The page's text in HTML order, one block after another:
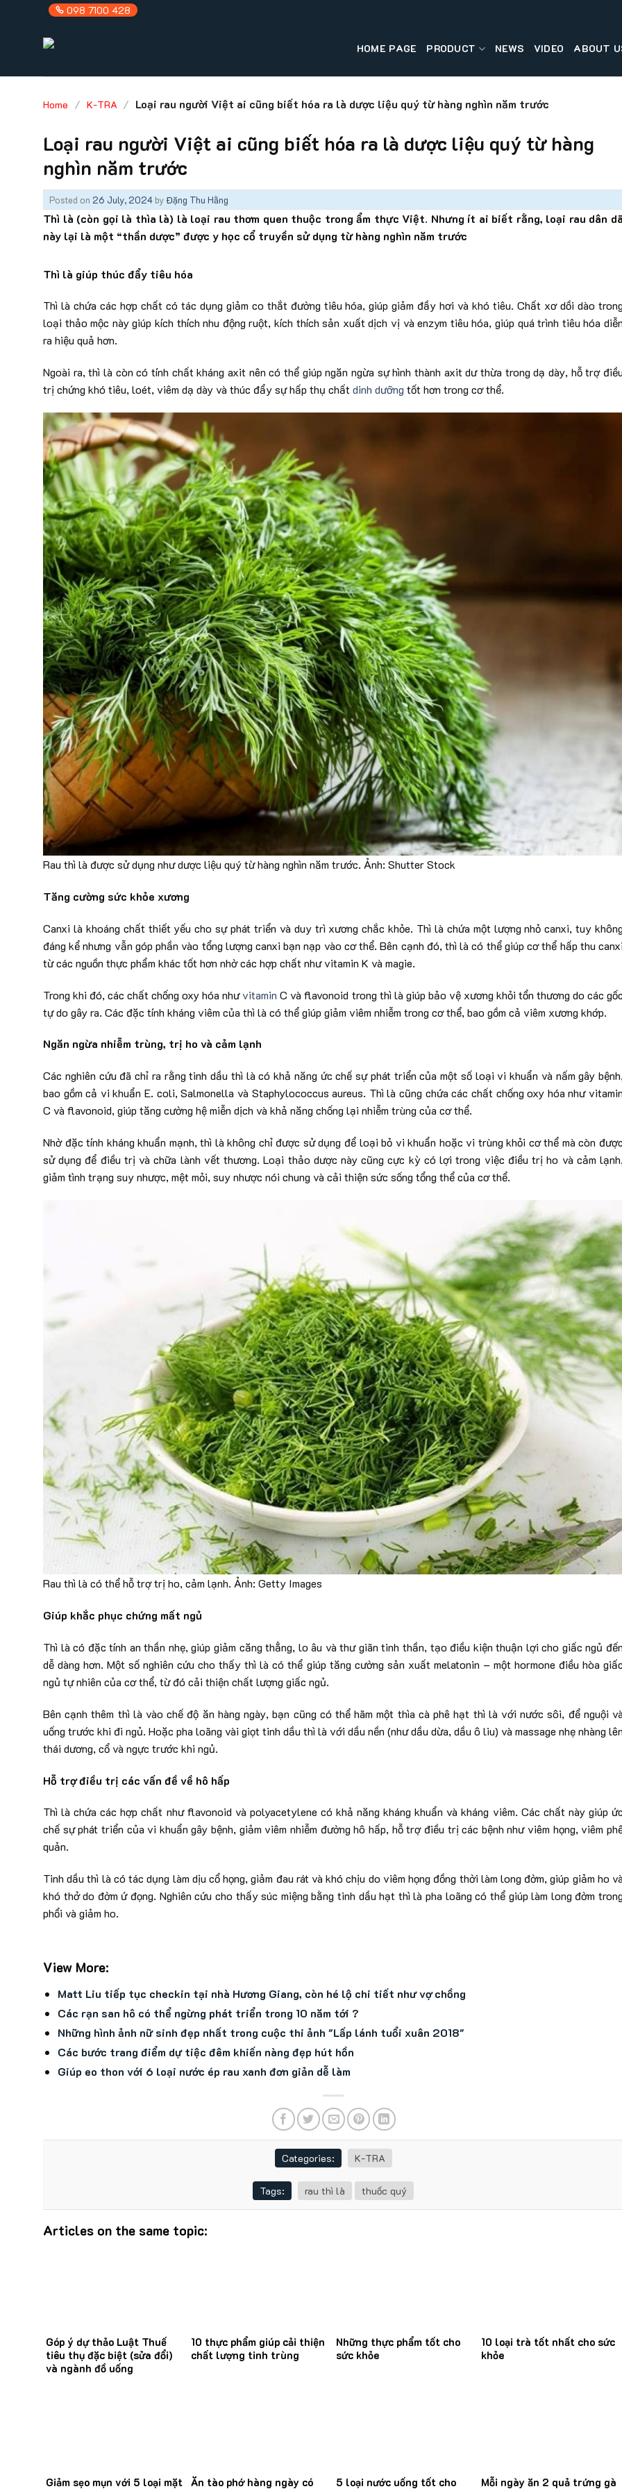
098 7100 428
HOME PAGE PRODUCT NEWS VIDEO ABOUT
Home / K-TRA / Loại rau người Việt ai cũng biết hóa ra là dược liệu quý từ hàng nghìn năm trước
Loại rau người Việt ai cũng biết hóa ra là dược liệu quý từ hàng
nghìn năm trước
Posted on 26 July, 2024 byĐặng Thu Hằng
Thì là (còn gọi là thìa là) là loại rau thơm quen thuộc trong ẩm thực Việt. Nhưng ít ai biết rằng, loại rau dân
này lại là một “thần dược” được y học cổ truyền sử dụng từ hàng nghìn năm trước
Thì là giúp thúc đẩy tiêu hóa
Thì là chứa các hợp chất có tác dụng giảm co thắt đường tiêu hóa, giúp giảm đầy hơi và khó tiêu. Chất xơ dồi dào
loại thảo mộc này giúp kích thích nhu động ruột, kích thích sản xuất dịch vị và enzym tiêu hóa, giúp quá trình tiêu hóa
ra hiệu quả hơn.
Ngoài ra, thì là còn có tính chất kháng axit nên có thể giúp ngăn ngừa sự hình thành axit dư thừa trong dạ dày, hỗ trợ
trị chứng khó tiêu, loét, viêm dạ dày và thúc đẩy sự hấp thụ chấtdinh dưỡng tốt hơn trong cơ thể.
Rau thì là được sử dụng như dược liệu quý từ hàng nghìn năm trước. Ảnh: Shutter Stock
Tăng cường sức khỏe xương
Canxi là khoáng chất thiết yếu cho sự phát triển và duy trì xương chắc khỏe. Thì là chứa một lượng nhỏ canxi, tuy
đáng kể nhưng vẫn góp phần vào tổng lượng canxi bạn nạp vào cơ thể. Bên cạnh đó, thì là có thể giúp cơ thể hấp thu
từ các nguồn thực phẩm khác tốt hơn nhờ các hợp chất như vitamin K và magie.
Trong khi đó, các chất chống oxy hóa nhưvitamin C và flavonoid trong thì là giúp bảo vệ xương khỏi tổn thương do các
tự do gây ra. Các đặc tính kháng viêm của thì là có thể giúp giảm viêm nhiễm trong cơ thể, bao gồm cả viêm xương khớp.
Ngăn ngừa nhiễm trùng, trị ho và cảm lạnh
Các nghiên cứu đã chỉ ra rằng tinh dầu thì là có khả năng ức chế sự phát triển của một số loại vi khuẩn và nấm gây
bao gồm cả vi khuẩn E. coli, Salmonella và Staphylococcus aureus. Thì là cũng chứa các chất chống oxy hóa như
C và flavonoid, giúp tăng cường hệ miễn dịch và khả năng chống lại nhiễm trùng của cơ thể.
Nhờ đặc tính kháng khuẩn mạnh, thì là không chỉ được sử dụng để loại bỏ vi khuẩn hoặc vi trùng khỏi cơ thể mà còn
sử dụng để điều trị và chữa lành vết thương. Loại thảo dược này cũng cực kỳ có lợi trong việc điều trị ho và cảm
giảm tình trạng suy nhược, mệt mỏi, suy nhược nói chung và cải thiện sức sống tổng thể của cơ thể.
Rau thì là có thể hỗ trợ trị ho, cảm lạnh. Ảnh: Getty Images
Giúp khắc phục chứng mất ngủ
Thì là có đặc tính an thần nhẹ, giúp giảm căng thẳng, lo âu và thư giãn tinh thần, tạo điều kiện thuận lợi cho giấc ngủ
dễ dàng hơn. Một số nghiên cứu cho thấy thì là có thể giúp tăng cường sản xuất melatonin – một hormone điều hòa
ngủ tự nhiên của cơ thể, từ đó cải thiện chất lượng giấc ngủ.
Bên cạnh thêm thì là vào chế độ ăn hàng ngày, bạn cũng có thể hãm một thìa cà phê hạt thì là với nước sôi, để nguội
uống trước khi đi ngủ. Hoặc pha loãng vài giọt tinh dầu thì là với dầu nền (như dầu dừa, dầu ô liu) và massage nhẹ nhàng
thái dương, cổ và ngực trước khi ngủ.
Hỗ trợ điều trị các vấn đề về hô hấp
Thì là chứa các hợp chất như flavonoid và polyacetylene có khả năng kháng khuẩn và kháng viêm. Các chất này giúp
chế sự phát triển của vi khuẩn gây bệnh, giảm viêm nhiễm đường hô hấp, hỗ trợ điều trị các bệnh như viêm họng, viêm
quản.
Tinh dầu thì là có tác dụng làm dịu cổ họng, giảm đau rát và khó chịu do viêm họng đồng thời làm long đờm, giúp giảm ho
khó thở do đờm ứ đọng. Nghiên cứu cho thấy súc miệng bằng tinh dầu hạt thì là pha loãng có thể giúp làm long đờm
phổi và giảm ho.
View More:
Matt Liu tiếp tục checkin tại nhà Hương Giang, còn hé lộ chi tiết như vợ chồng
Các rạn san hô có thể ngừng phát triển trong 10 năm tới ?
Những hình ảnh nữ sinh đẹp nhất trong cuộc thi ảnh "Lấp lánh tuổi xuân 2018"
Các bước trang điểm dự tiệc đêm khiến nàng đẹp hút hồn
Giúp eo thon với 6 loại nước ép rau xanh đơn giản dễ làm
Categories: K-TRA
Tags: rau thì là thuốc quý
Articles on the same topic:
Góp ý dự thảo Luật Thuế
tiêu thụ đặc biệt (sửa đổi)
và ngành đồ uống
10 thực phẩm giúp cải thiện
chất lượng tinh trùng
Những thực phẩm tốt cho
sức khỏe
10 loại trà tốt nhất cho sức
khỏe
Giảm sẹo mụn với 5 loại mặt Ăn tào phớ hàng ngày có
5 loại nước uống tốt cho
Mỗi ngày ăn 2 quả trứng gà